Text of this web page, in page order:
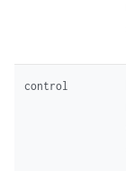
control